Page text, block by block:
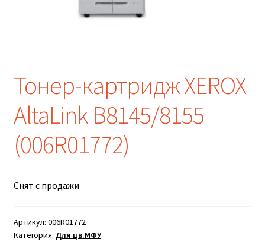
Тонер-картридж XEROX
AltaLink B8145/8155
(006R01772)
Снят с продажи
Артикул: 006R01772
Категория: Для цв.МФУ